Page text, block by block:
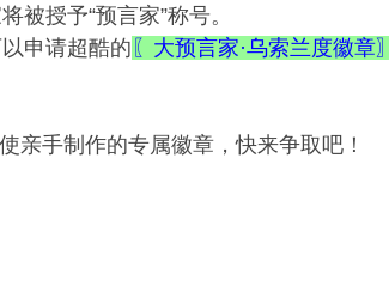
被授予“预言家”称号。
申请超酷的 〖大预言家·乌索兰度徽章
亲手制作的专属徽章，快来争取吧！